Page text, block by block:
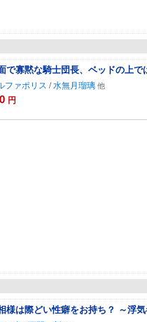
で寡黙な騎士団長、ベッドの上
ファポリス /水無月瑠璃
円
様は際どい性癖をお持ち？ ～浮